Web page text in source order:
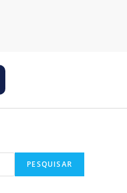
PESQUISAR